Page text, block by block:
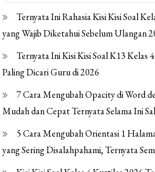
Ternyata Ini Rahasia Kisi Kisi Soal
yang Wajib Diketahui Sebelum Ulangan
Ternyata Ini Kisi Kisi Soal K13 Kelas
Paling Dicari Guru di 2026
7 Cara Mengubah Opacity di Word
Mudah dan Cepat Ternyata Selama Ini
5 Cara Mengubah Orientasi 1
yang Sering Disalahpahami, Ternyata